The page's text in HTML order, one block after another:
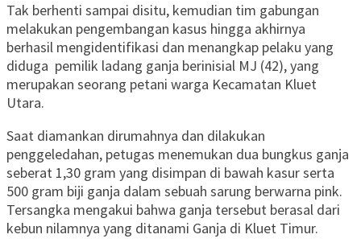
Tak berhenti sampai disitu, kemudian tim gabungan
melakukan pengembangan kasus hingga akhirnya
berhasil mengidentifikasi dan menangkap pelaku yang
diduga pemilik ladang ganja berinisial MJ (42), yang
merupakan seorang petani warga Kecamatan Kluet
Utara.
Saat diamankan dirumahnya dan dilakukan
penggeledahan, petugas menemukan dua bungkus ganja
seberat 1,30 gram yang disimpan di bawah kasur serta
500 gram biji ganja dalam sebuah sarung berwarna pink.
Tersangka mengakui bahwa ganja tersebut berasal dari
kebun nilamnya yang ditanami Ganja di Kluet Timur.